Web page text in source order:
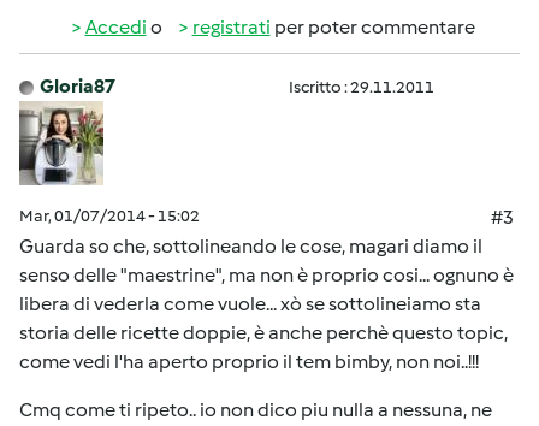
Accedi o registrati per poter commentare
Gloria87 Iscritto : 29.11.2011
Mar, 01/07/2014 - 15:02
#3
Guarda so che, sottolineando le cose, magari diamo il
senso delle "maestrine", ma non è proprio cosi... ognuno è
libera di vederla come vuole... xò se sottolineiamo sta
storia delle ricette doppie, è anche perchè questo topic,
come vedi l'ha aperto proprio il tem bimby, non noi..!!!
Cmq come ti ripeto.. io non dico piu nulla a nessuna, ne